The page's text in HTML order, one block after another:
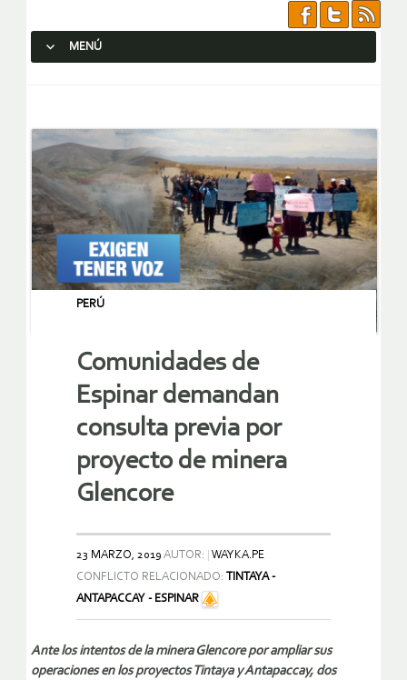
MENÚ
PERÚ
Comunidades de
Espinar demandan
consulta previa por
proyecto de minera
Glencore
23 MARZO, 2019 AUTOR:
WAYKA.PE
CONFLICTO RELACIONADO:
TINTAYA -
ANTAPACCAY - ESPINAR
Ante los intentos de la minera Glencore por ampliar sus
operaciones en los proyectos Tintaya y Antapaccay, dos